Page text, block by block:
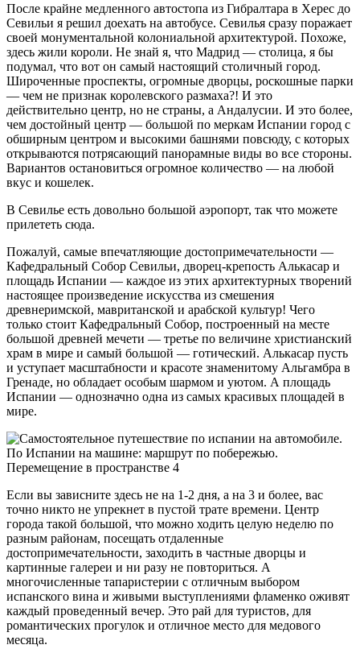
После крайне медленного автостопа из Гибралтара в Херес до
Севильи я решил доехать на автобусе. Севилья сразу поражает
своей монументальной колониальной архитектурой. Похоже,
здесь жили короли. Не знай я, что Мадрид — столица, я бы
подумал, что вот он самый настоящий столичный город.
Широченные проспекты, огромные дворцы, роскошные парки
— чем не признак королевского размаха?! И это
действительно центр, но не страны, а Андалусии. И это более,
чем достойный центр — большой по меркам Испании город с
обширным центром и высокими башнями повсюду, с которых
открываются потрясающий панорамные виды во все стороны.
Вариантов остановиться огромное количество — на любой
вкус и кошелек.
В Севилье есть довольно большой аэропорт, так что можете
прилететь сюда.
Пожалуй, самые впечатляющие достопримечательности —
Кафедральный Собор Севильи, дворец-крепость Алькасар и
площадь Испании — каждое из этих архитектурных творений
настоящее произведение искусства из смешения
древнеримской, мавританской и арабской культур! Чего
только стоит Кафедральный Собор, построенный на месте
большой древней мечети — третье по величине христианский
храм в мире и самый большой — готический. Алькасар пусть
и уступает масштабности и красоте знаменитому Альгамбра в
Гренаде, но обладает особым шармом и уютом. А площадь
Испании — однозначно одна из самых красивых площадей в
мире.
Если вы зависните здесь не на 1-2 дня, а на 3 и более, вас
точно никто не упрекнет в пустой трате времени. Центр
города такой большой, что можно ходить целую неделю по
разным районам, посещать отдаленные
достопримечательности, заходить в частные дворцы и
картинные галереи и ни разу не повториться. А
многочисленные тапаристерии с отличным выбором
испанского вина и живыми выступлениями фламенко оживят
каждый проведенный вечер. Это рай для туристов, для
романтических прогулок и отличное место для медового
месяца.